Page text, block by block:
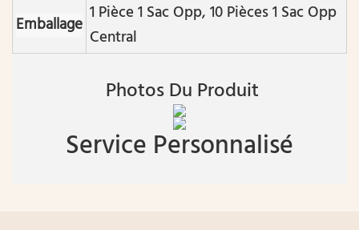
Emballage 1 Pièce 1 Sac Opp, 10 Pièces 1 Sac Opp
Central
Photos Du Produit
Service Personnalisé